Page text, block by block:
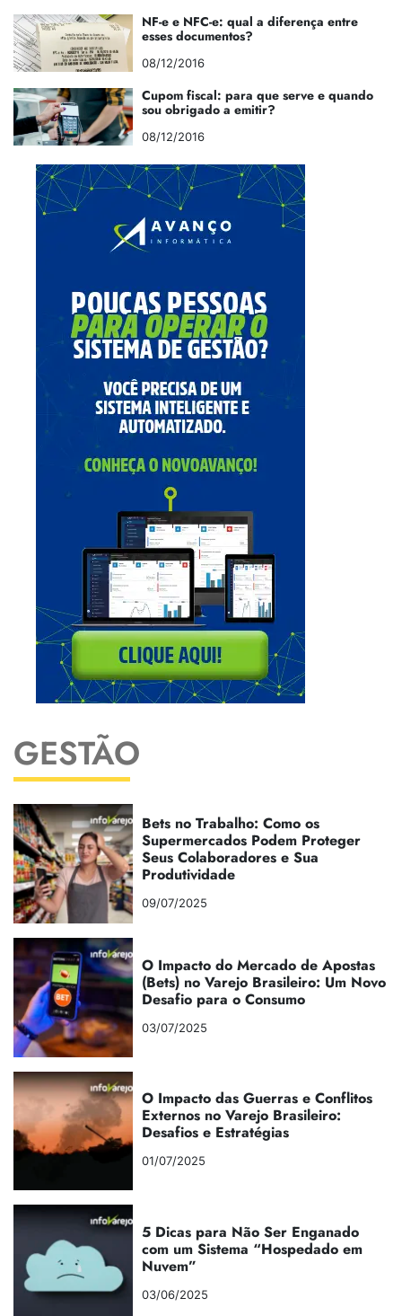
NF-e e NFC-e: qual a diferença entre
esses documentos?
08/12/2016
Cupom fiscal: para que serve e quando
sou obrigado a emitir?
08/12/2016
GESTÃO
Bets no Trabalho: Como os
Supermercados Podem Proteger
Seus Colaboradores e Sua
Produtividade
09/07/2025
O Impacto do Mercado de Apostas
(Bets) no Varejo Brasileiro: Um Novo
Desafio para o Consumo
03/07/2025
O Impacto das Guerras e Conflitos
Externos no Varejo Brasileiro:
Desafios e Estratégias
01/07/2025
5 Dicas para Não Ser Enganado
com um Sistema “Hospedado em
Nuvem”
03/06/2025